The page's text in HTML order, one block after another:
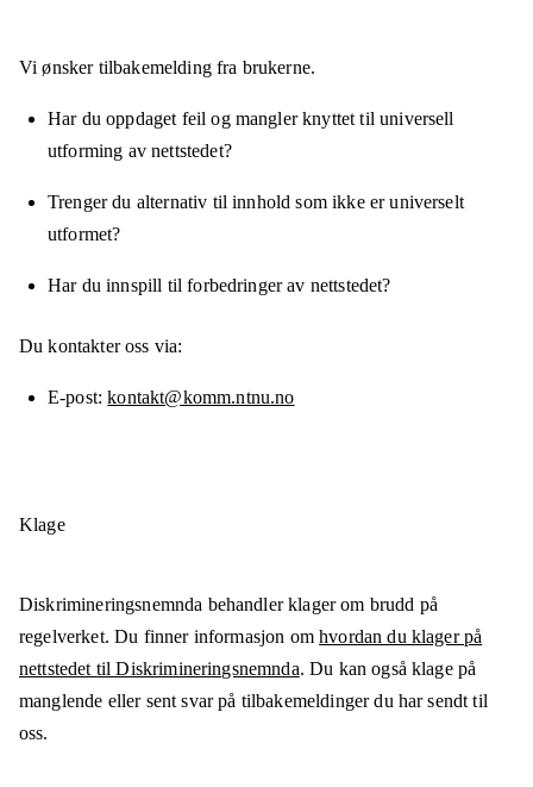
Vi ønsker tilbakemelding fra brukerne.
Har du oppdaget feil og mangler knyttet til universell
utforming av nettstedet?
Trenger du alternativ til innhold som ikke er universelt
utformet?
Har du innspill til forbedringer av nettstedet?
Du kontakter oss via:
E-post kontakt@komm.ntnu.no
Klage
Diskrimineringsnemnda behandler klager om brudd på
regelverket. Du finner informasjon omhvordan du klager på
nettstedet til Diskrimineringsnemnda. Du kan også klage på
manglende eller sent svar på tilbakemeldinger du har sendt til
oss.